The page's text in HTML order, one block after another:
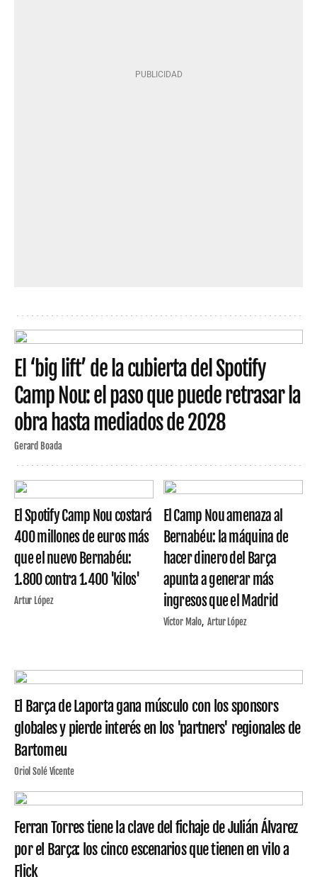
El ‘big lift’ de la cubierta del Spotify
Camp Nou: el paso que puede retrasar la
obra hasta mediados de 2028
Gerard Boada
El Spotify Camp Nou costará
400 millones de euros más
que el nuevo Bernabéu:
1.800 contra 1.400 'kilos'
Artur López
El Camp Nou amenaza al
Bernabéu: la máquina de
hacer dinero del Barça
apunta a generar más
ingresos que el Madrid
Víctor Malo Artur López
El Barça de Laporta gana músculo con los sponsors
globales y pierde interés en los 'partners' regionales de
Bartomeu
Oriol Solé Vicente
Ferran Torres tiene la clave del fichaje de Julián Álvarez
por el Barça: los cinco escenarios que tienen en vilo a
Flick